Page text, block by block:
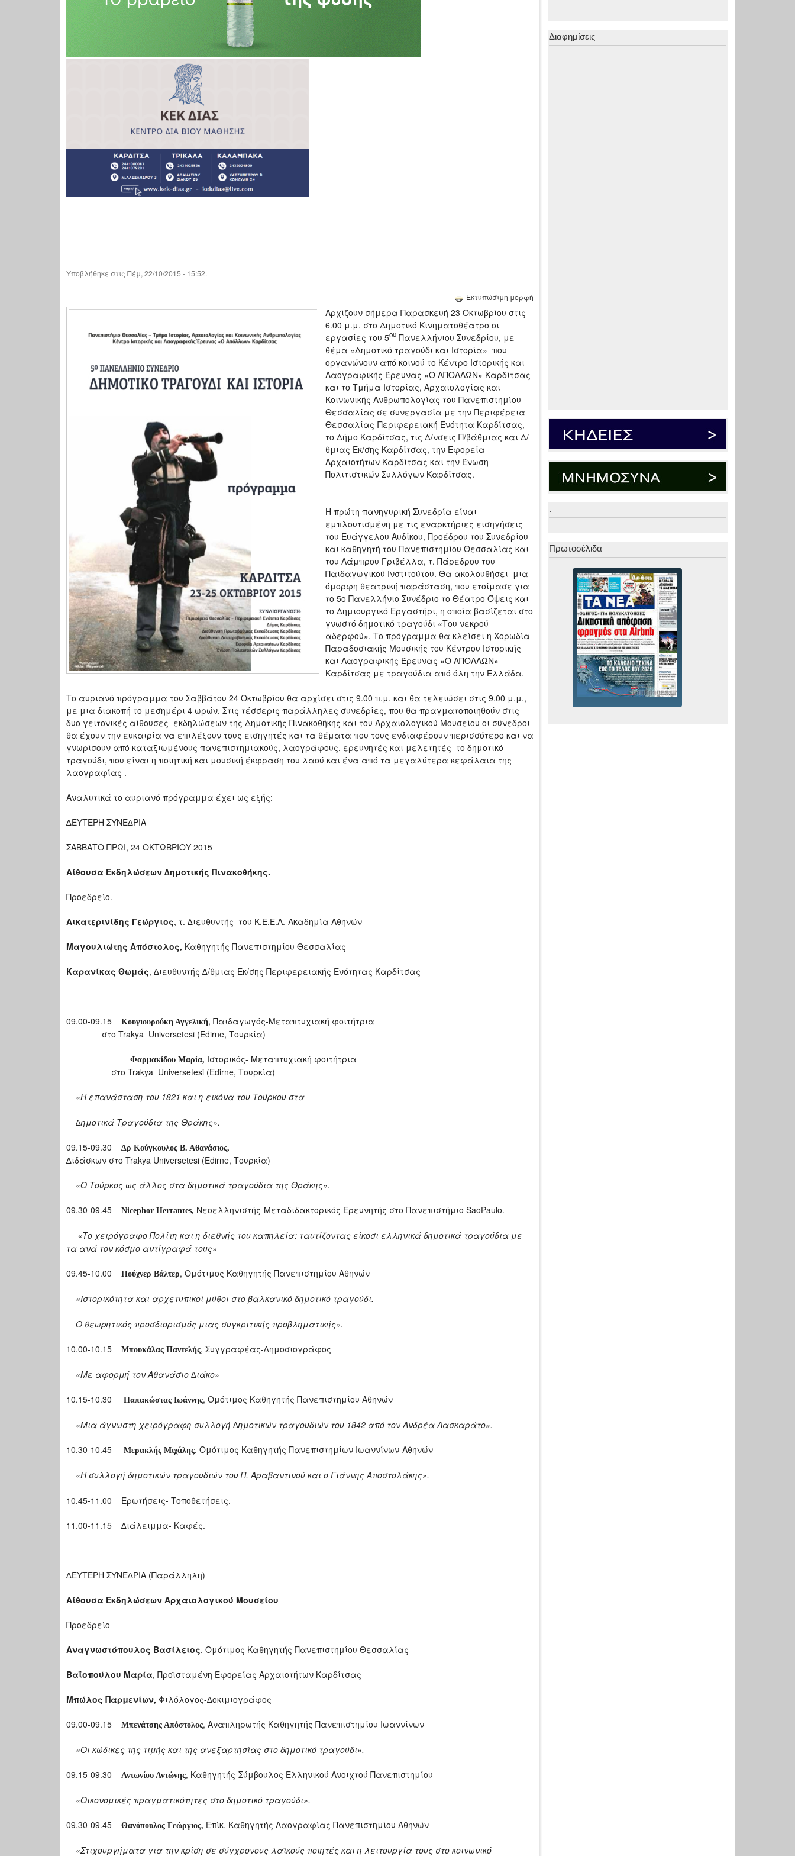
Υποβλήθηκε στις Πέμ, 22/10/2015 - 15:52.
Εκτυπώσιμη μορφή
Αρχίζουν σήμερα Παρασκευή 23 Οκτωβρίου στις
6.00 μ.μ. στο Δημοτικό Κινηματοθέατρο οι
εργασίες του 5ου Πανελλήνιου Συνεδρίου, με
θέμα «Δημοτικό τραγούδι και Ιστορία» που
οργανώνουν από κοινού το Κέντρο Ιστορικής και
Λαογραφικής Έρευνας «Ο ΑΠΟΛΛΩΝ» Καρδίτσας
και το Τμήμα Ιστορίας, Αρχαιολογίας και
Κοινωνικής Ανθρωπολογίας του Πανεπιστημίου
Θεσσαλίας σε συνεργασία με την Περιφέρεια
Θεσσαλίας-Περιφερειακή Ενότητα Καρδίτσας,
το Δήμο Καρδίτσας, τις Δ/νσεις Π/βάθμιας και Δ/
θμιας Εκ/σης Καρδίτσας, την Εφορεία
Αρχαιοτήτων Καρδίτσας και την Ένωση
Πολιτιστικών Συλλόγων Καρδίτσας.
Η πρώτη πανηγυρική Συνεδρία είναι
εμπλουτισμένη με τις εναρκτήριες εισηγήσεις
του Ευάγγελου Αυδίκου, Προέδρου του Συνεδρίου
και καθηγητή του Πανεπιστημίου Θεσσαλίας και
του Λάμπρου Γριβέλλα, τ. Πάρεδρου του
Παιδαγωγικού Ινστιτούτου. Θα ακολουθήσει μια
όμορφη θεατρική παράσταση, που ετοίμασε για
το 5o Πανελλήνιο Συνέδριο το Θέατρο Όψεις και
το Δημιουργικό Εργαστήρι, η οποία βασίζεται στο
γνωστό δημοτικό τραγούδι «Του νεκρού
αδερφού». Το πρόγραμμα θα κλείσει η Χορωδία
Παραδοσιακής Μουσικής του Κέντρου Ιστορικής
και Λαογραφικής Έρευνας «Ο ΑΠΟΛΛΩΝ»
Καρδίτσας με τραγούδια από όλη την Ελλάδα.
Το αυριανό πρόγραμμα του Σαββάτου 24 Οκτωβρίου θα αρχίσει στις 9.00 π.μ. και θα τελειώσει στις 9.00 μ.μ.,
με μια διακοπή το μεσημέρι 4 ωρών. Στις τέσσερις παράλληλες συνεδρίες, που θα πραγματοποιηθούν στις
δυο γειτονικές αίθουσες εκδηλώσεων της Δημοτικής Πινακοθήκης και του Αρχαιολογικού Μουσείου οι σύνεδροι
θα έχουν την ευκαιρία να επιλέξουν τους εισηγητές και τα θέματα που τους ενδιαφέρουν περισσότερο και να
γνωρίσουν από καταξιωμένους πανεπιστημιακούς, λαογράφους, ερευνητές και μελετητές το δημοτικό
τραγούδι, που είναι η ποιητική και μουσική έκφραση του λαού και ένα από τα μεγαλύτερα κεφάλαια της
λαογραφίας .
Αναλυτικά το αυριανό πρόγραμμα έχει ως εξής:
∆ΕΥΤΕΡΗ ΣΥΝΕ∆ΡΙΑ
ΣΑΒΒΑΤΟ ΠΡΩΙ, 24 ΟΚΤΩΒΡΙΟΥ 2015
Αίθουσα Εκδηλώσεων ∆ημοτικής Πινακοθήκης.
Προεδρείο.
Αικατερινίδης Γεώργιος, τ. ∆ιευθυντής του Κ.Ε.Ε.Λ.-Ακαδημία Αθηνών
Μαγουλιώτης Απόστολος, Καθηγητής Πανεπιστημίου Θεσσαλίας
Καρανίκας Θωμάς, ∆ιευθυντής ∆/θμιας Εκ/σης Περιφερειακής Ενότητας Καρδίτσας
09.00-09.15 Κουγιουρούκη Αγγελική, Παιδαγωγός-Μεταπτυχιακή φοιτήτρια
στο Trakya Universetesi (Edirne, Τουρκία)
Φαρμακίδου Μαρία, Ιστορικός- Μεταπτυχιακή φοιτήτρια
στο Trakya Universetesi (Edirne, Τουρκία)
«Η επανάσταση του 1821 και η εικόνα του Τούρκου στα
∆ημοτικά Τραγούδια της Θράκης».
09.15-09.30 ∆ρ Κούγκουλος Β. Αθανάσιος,
∆ιδάσκων στο Trakya Universetesi (Edirne, Τουρκία)
«Ο Τούρκος ως άλλος στα δημοτικά τραγούδια της Θράκης».
09.30-09.45 Nicephor Herrantes, Νεοελληνιστής-Μεταδιδακτορικός Ερευνητής στο Πανεπιστήμιο SaoPaulo.
«Το χειρόγραφο Πολίτη και η διεθνής του καπηλεία: ταυτίζοντας είκοσι ελληνικά δημοτικά τραγούδια με
τα ανά τον κόσμο αντίγραφά τους»
09.45-10.00 Πούχνερ Βάλτερ, Ομότιμος Καθηγητής Πανεπιστημίου Αθηνών
«Ιστορικότητα και αρχετυπικοί μύθοι στο βαλκανικό δημοτικό τραγούδι.
Ο θεωρητικός προσδιορισμός μιας συγκριτικής προβληματικής».
10.00-10.15 Μπουκάλας Παντελής, Συγγραφέας-∆ημοσιογράφος
«Με αφορμή τον Αθανάσιο ∆ιάκο»
10.15-10.30 Παπακώστας Ιωάννης, Ομότιμος Καθηγητής Πανεπιστημίου Αθηνών
«Μια άγνωστη χειρόγραφη συλλογή ∆ημοτικών τραγουδιών του 1842 από τον Ανδρέα Λασκαράτο».
10.30-10.45 Μερακλής Μιχάλης, Ομότιμος Καθηγητής Πανεπιστημίων Ιωαννίνων-Αθηνών
«Η συλλογή δημοτικών τραγουδιών του Π. Αραβαντινού και ο Γιάννης Αποστολάκης».
10.45-11.00 Ερωτήσεις- Τοποθετήσεις.
11.00-11.15 ∆ιάλειμμα- Καφές.
∆ΕΥΤΕΡΗ ΣΥΝΕ∆ΡΙΑ (Παράλληλη)
Αίθουσα Eκδηλώσεων Aρχαιολογικού Mουσείου
Προεδρείο
Αναγνωστόπουλος Βασίλειος, Ομότιμος Καθηγητής Πανεπιστημίου Θεσσαλίας
Βαϊοπούλου Μαρία, Προϊσταμένη Εφορείας Αρχαιοτήτων Καρδίτσας
Μπώλος Παρμενίων, Φιλόλογος-∆οκιμιογράφος
09.00-09.15 Μπενάτσης Απόστολος, Αναπληρωτής Καθηγητής Πανεπιστημίου Ιωαννίνων
«Οι κώδικες της τιμής και της ανεξαρτησίας στο δημοτικό τραγούδι».
09.15-09.30 Αντωνίου Αντώνης, Καθηγητής-Σύμβουλος Ελληνικού Ανοιχτού Πανεπιστημίου
«Οικονομικές πραγματικότητες στο δημοτικό τραγούδι».
09.30-09.45 Θανόπουλος Γεώργιος, Επίκ. Καθηγητής Λαογραφίας Πανεπιστημίου Αθηνών
«Στιχουργήματα για την κρίση σε σύγχρονους λαϊκούς ποιητές και η λειτουργία τους στο κοινωνικό
Διαφημίσεις
.
.
Πρωτοσέλιδα